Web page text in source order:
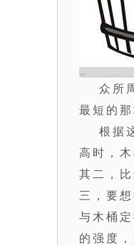
众所周
最短的
根据这
高时，
其二，
三，要
与木桶
的强度